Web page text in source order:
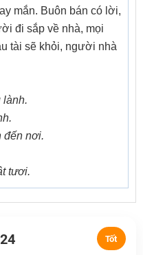
mắn. Buôn bán có lời,
đi sắp về nhà, mọi
tài sẽ khỏi, người nhà
lành.
đến nơi.
tươi.
Tốt